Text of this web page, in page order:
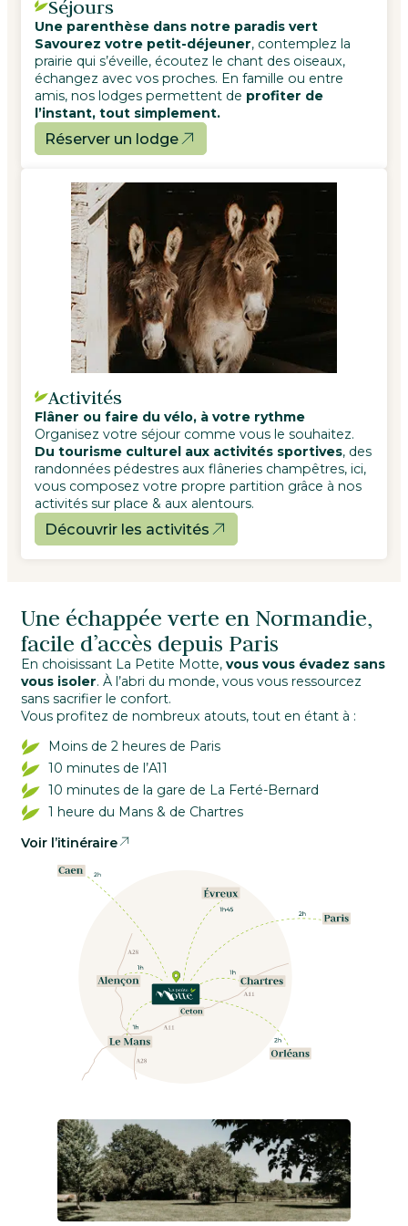
Séjours
Une parenthèse dans notre paradis vert
Savourez votre petit-déjeuner, contemplez la
prairie qui s’éveille, écoutez le chant des oiseaux,
échangez avec vos proches. En famille ou entre
amis, nos lodges permettent de profiter de
l’instant, tout simplement.
Réserver un lodge
Activités
Flâner ou faire du vélo, à votre rythme
Organisez votre séjour comme vous le souhaitez.
Du tourisme culturel aux activités sportives, des
randonnées pédestres aux flâneries champêtres, ici,
vous composez votre propre partition grâce à nos
activités sur place & aux alentours.
Découvrir les activités
Une échappée verte en Normandie,
facile d’accès depuis Paris
En choisissant La Petite Motte, vous vous évadez sans
vous isoler. À l’abri du monde, vous vous ressourcez
sans sacrifier le confort.
Vous profitez de nombreux atouts, tout en étant à :
Moins de 2 heures de Paris
10 minutes de l’A11
10 minutes de la gare de La Ferté-Bernard
1 heure du Mans & de Chartres
Voir l’itinéraire